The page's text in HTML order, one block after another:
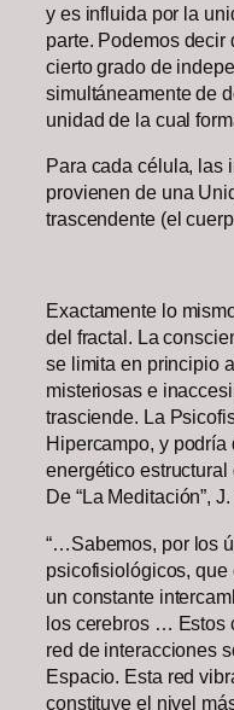
y es influida por la
parte. Podemos
cierto grado de
simultáneamente de
unidad de la cual
Para cada célula, las
provienen de una
trascendente (el
Exactamente lo
del fractal. La
se limita en principio
misteriosas e
trasciende. La
Hipercampo, y
energético
De “La Meditación”,
“…Sabemos, por los
psicofisiológicos,
un constante
los cerebros … Estos
red de interacciones
Espacio. Esta red
constituye el nivel